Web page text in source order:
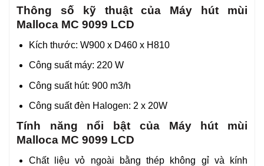
Thông số kỹ thuật của Máy hút mùi
Malloca MC 9099 LCD
Kích thước: W900 x D460 x H810
Công suất máy: 220 W
Công suất hút: 900 m3/h
Công suất đèn Halogen: 2 x 20W
Tính năng nổi bật của Máy hút mùi
Malloca MC 9099 LCD
Chất liệu vỏ ngoài bằng thép không gỉ và kính